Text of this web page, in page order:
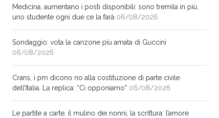
Medicina, aumentano i posti disponibili: sono tremila in più,
uno studente ogni due ce la farà 06/08/2026
Sondaggio: vota la canzone più amata di Guccini
06/08/2026
Crans, i pm dicono no alla costituzione di parte civile
dell’Italia. La replica: “Ci opponiamo” 06/08/2026
Le partite a carte, il mulino dei nonni, la scrittura: l’amore